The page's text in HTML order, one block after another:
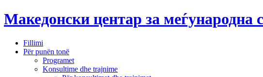
Македонски центар за
Fillimi
Për punën tonë
Programet
Konsultime dhe trajnime